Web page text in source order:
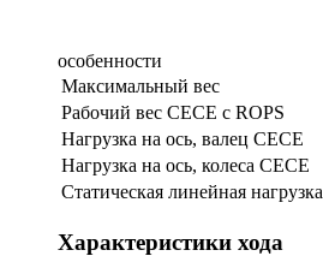
особенности
Максимальный вес
Рабочий вес СЕСЕ с ROPS
Нагрузка на ось, валец СЕСЕ
Нагрузка на ось, колеса СЕСЕ
Статическая линейная нагрузка
Характеристики хода